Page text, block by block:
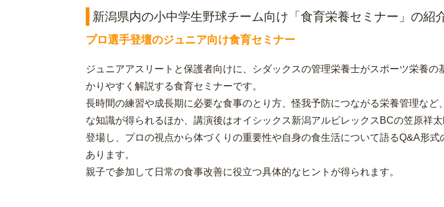
新潟県内の小中学生野球チーム向け「食育栄養セミナー」の紹
プロ選手登壇のジュニア向け食育セミナー
ジュニアアスリートと保護者向けに、シダックスの管理栄養士がスポーツ栄養の
かりやすく解説する食育セミナーです。
長時間の練習や成長期に必要な食事のとり方、怪我予防につながる栄養管理など
な知識が得られるほか、講演後はオイシックス新潟アルビレックスBCの笠原祥
登場し、プロの視点から体づくりの重要性や自身の食生活について語るQ&A形式
あります。
親子で参加して日常の食事改善に役立つ具体的なヒントが得られます。